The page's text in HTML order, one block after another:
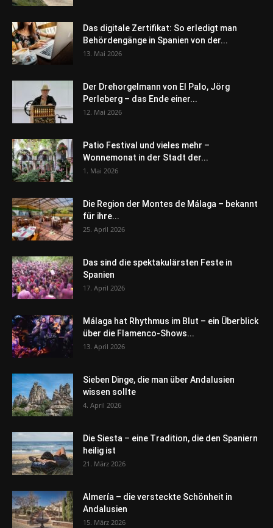
Das digitale Zertifikat: So erledigt man
Behördengänge in Spanien von der...
13. Mai 2026
Der Drehorgelmann von El Palo, Jörg
Perleberg – das Ende einer...
12. Mai 2026
Patio Festival und vieles mehr –
Wonnemonat in der Stadt der...
1. Mai 2026
Die Region der Montes de Málaga – bekannt
für ihre...
25. April 2026
Das sind die spektakulärsten Feste in
Spanien
17. April 2026
Málaga hat Rhythmus im Blut – ein Überblick
über die Flamenco-Shows...
13. April 2026
Sieben Dinge, die man über Andalusien
wissen sollte
4. April 2026
Die Siesta – eine Tradition, die den Spaniern
heilig ist
21. März 2026
Almería – die versteckte Schönheit in
Andalusien
15. März 2026